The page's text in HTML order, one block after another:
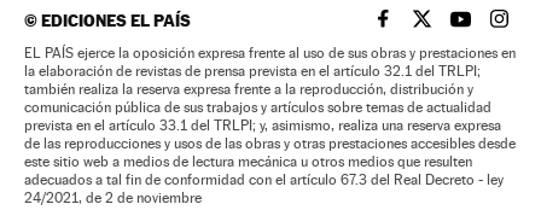
©EDICIONES EL PAÍS EL PAÍS BRASIL EN
EL PAÍSEL PAÍS
EL
EL PAÍS ejerce la oposición expresa frente al uso de sus obras y prestaciones en
la elaboración de revistas de prensa prevista en el artículo 32.1 del TRLPI;
también realiza la reserva expresa frente a la reproducción, distribución y
comunicación pública de sus trabajos y artículos sobre temas de actualidad
prevista en el artículo 33.1 del TRLPI; y, asimismo, realiza una reserva expresa
de las reproducciones y usos de las obras y otras prestaciones accesibles desde
este sitio web a medios de lectura mecánica u otros medios que resulten
adecuados a tal fin de conformidad con el artículo 67.3 del Real Decreto - ley
24/2021, de 2 de noviembre